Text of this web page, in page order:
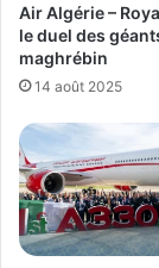
Air Algérie –
le duel des
maghrébin
14 août 2025